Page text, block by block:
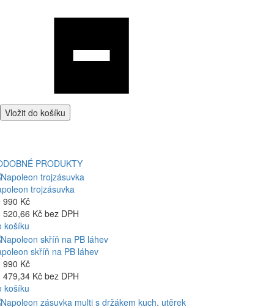
Vložit do košíku
PRODUKTY
trojzásuvka
990 Kč
520,66 Kč bez DPH
košíku
skříň na PB láhev
990 Kč
479,34 Kč bez DPH
košíku